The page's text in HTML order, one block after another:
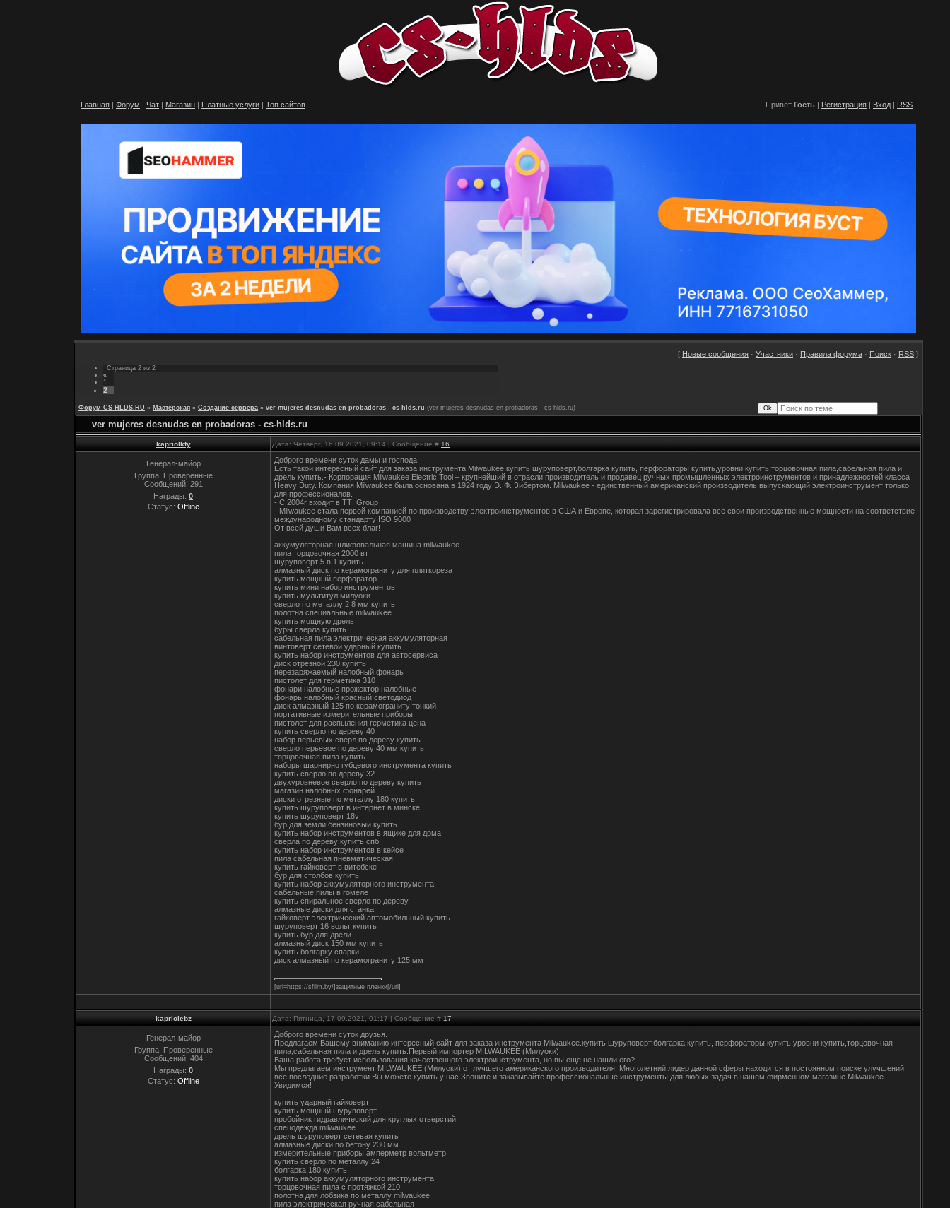
Главная | Форум | Чат | Магазин | Платные услуги | Топ сайтов Привет Гость | Регистрация | Вход | RSS
[ Новые сообщения · Участники · Правила форума · Поиск · RSS ]
Страница 2 из 2
«
1
2
Форум CS-HLDS.RU » Мастерская » Создание сервера » ver mujeres desnudas en probadoras - cs-hlds.ru (ver mujeres desnudas en probadoras - cs-hlds.ru)
ver mujeres desnudas en probadoras - cs-hlds.ru
kapriolkfy Дата: Четверг, 16.09.2021, 09:14 | Сообщение # 16
Генерал-майор
Группа: Проверенные
Сообщений: 291
Награды: 0
Статус: Offline
Доброго времени суток дамы и господа.
Есть такой интересный сайт для заказа инструмента Milwaukee.купить шуруповерт,болгарка купить, перфораторы купить,уровни купить,торцовочная пила,сабельная пила и
дрель купить.- Корпорация Milwaukee Electric Tool – крупнейший в отрасли производитель и продавец ручных промышленных электроинструментов и принадлежностей класса
Heavy Duty. Компания Milwaukee была основана в 1924 году Э. Ф. Зибертом. Milwaukee - единственный американский производитель выпускающий электроинструмент только
для профессионалов.
- С 2004г входит в TTI Group
- Milwaukee стала первой компанией по производству электроинструментов в США и Европе, которая зарегистрировала все свои производственные мощности на соответствие
международному стандарту ISO 9000
От всей души Вам всех благ!
аккумуляторная шлифовальная машина milwaukee
пила торцовочная 2000 вт
шуруповерт 5 в 1 купить
алмазный диск по керамограниту для плиткореза
купить мощный перфоратор
купить мини набор инструментов
купить мультитул милуоки
сверло по металлу 2 8 мм купить
полотна специальные milwaukee
купить мощную дрель
буры сверла купить
сабельная пила электрическая аккумуляторная
винтоверт сетевой ударный купить
купить набор инструментов для автосервиса
диск отрезной 230 купить
перезаряжаемый налобный фонарь
пистолет для герметика 310
фонари налобные прожектор налобные
фонарь налобный красный светодиод
диск алмазный 125 по керамограниту тонкий
портативные измерительные приборы
пистолет для распыления герметика цена
купить сверло по дереву 40
набор перьевых сверл по дереву купить
сверло перьевое по дереву 40 мм купить
торцовочная пила купить
наборы шарнирно губцевого инструмента купить
купить сверло по дереву 32
двухуровневое сверло по дереву купить
магазин налобных фонарей
диски отрезные по металлу 180 купить
купить шуруповерт в интернет в минске
купить шуруповерт 18v
бур для земли бензиновый купить
купить набор инструментов в ящике для дома
сверла по дереву купить спб
купить набор инструментов в кейсе
пила сабельная пневматическая
купить гайковерт в витебске
бур для столбов купить
купить набор аккумуляторного инструмента
сабельные пилы в гомеле
купить спиральное сверло по дереву
алмазные диски для станка
гайковерт электрический автомобильный купить
шуруповерт 16 вольт купить
купить бур для дрели
алмазный диск 150 мм купить
купить болгарку спарки
диск алмазный по керамограниту 125 мм
[url=https://sfilm.by/]защитные пленки[/url]
kapriolebz Дата: Пятница, 17.09.2021, 01:17 | Сообщение # 17
Генерал-майор
Группа: Проверенные
Сообщений: 404
Награды: 0
Статус: Offline
Доброго времени суток друзья.
Предлагаем Вашему вниманию интересный сайт для заказа инструмента Milwaukee.купить шуруповерт,болгарка купить, перфораторы купить,уровни купить,торцовочная
пила,сабельная пила и дрель купить.Первый импортер MILWAUKEE (Милуоки)
Ваша работа требует использования качественного электроинструмента, но вы еще не нашли его?
Мы предлагаем инструмент MILWAUKEE (Милуоки) от лучшего американского производителя. Многолетний лидер данной сферы находится в постоянном поиске улучшений,
все последние разработки Вы можете купить у нас.Звоните и заказывайте профессиональные инструменты для любых задач в нашем фирменном магазине Milwaukee
Увидимся!
купить ударный гайковерт
купить мощный шуруповерт
пробойник гидравлический для круглых отверстий
спецодежда milwaukee
дрель шуруповерт сетевая купить
алмазные диски по бетону 230 мм
измерительные приборы амперметр вольтметр
купить сверло по металлу 24
болгарка 180 купить
купить набор аккумуляторного инструмента
торцовочная пила с протяжкой 210
полотна для лобзика по металлу milwaukee
пила электрическая ручная сабельная